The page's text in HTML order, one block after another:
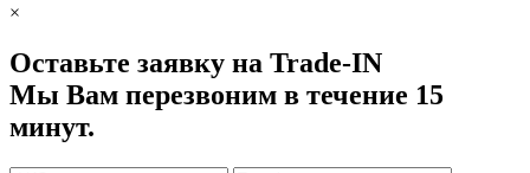
×
Оставьте заявку на Trade-IN
Мы Вам перезвоним в течение 15
минут.